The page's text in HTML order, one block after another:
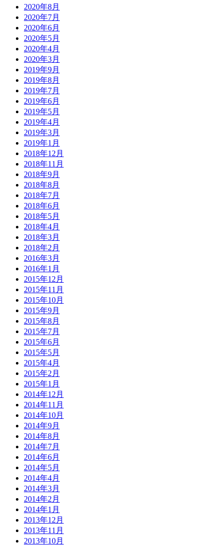
2020年8月
2020年7月
2020年6月
2020年5月
2020年4月
2020年3月
2019年9月
2019年8月
2019年7月
2019年6月
2019年5月
2019年4月
2019年3月
2019年1月
2018年12月
2018年11月
2018年9月
2018年8月
2018年7月
2018年6月
2018年5月
2018年4月
2018年3月
2018年2月
2016年3月
2016年1月
2015年12月
2015年11月
2015年10月
2015年9月
2015年8月
2015年7月
2015年6月
2015年5月
2015年4月
2015年2月
2015年1月
2014年12月
2014年11月
2014年10月
2014年9月
2014年8月
2014年7月
2014年6月
2014年5月
2014年4月
2014年3月
2014年2月
2014年1月
2013年12月
2013年11月
2013年10月